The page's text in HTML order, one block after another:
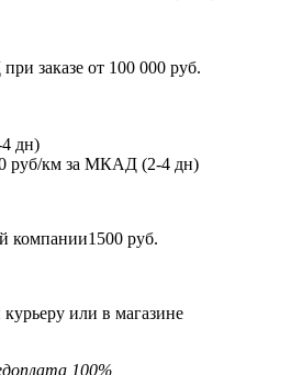
заказе от 100 000 руб.
дн)
руб/км за МКАД (2-4 дн)
компании1500 руб.
или в магазине
100%